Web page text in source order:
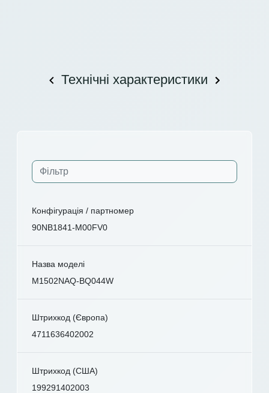
Технічні характеристики
Конфігурація / партномер
90NB1841-M00FV0
Назва моделі
M1502NAQ-BQ044W
Штрихкод (Європа)
4711636402002
Штрихкод (США)
199291402003